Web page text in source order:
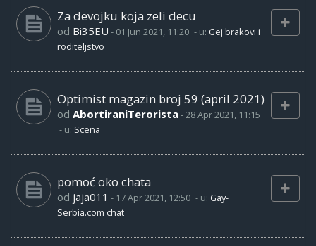
Za devojku koja zeli decu
od Bi35EU - 01 Jun 2021, 11:20 - u: Gej brakovi i
roditeljstvo
Optimist magazin broj 59 (april 2021)
od AbortiraniTerorista-28 Apr 2021, 11:15
- u: Scena
pomoć oko chata
od jaja011 - 17 Apr 2021, 12:50 - u: Gay-
Serbia.com chat